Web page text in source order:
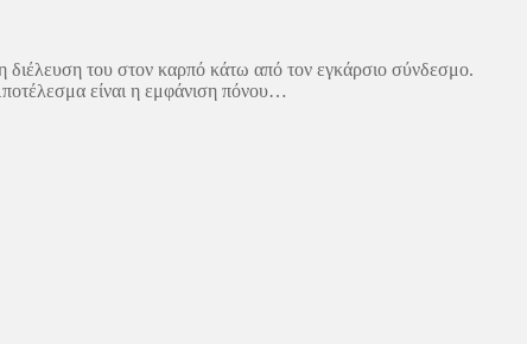
διέλευση του στον καρπό κάτω από τον εγκάρσιο σύνδεσμο.
είναι η εμφάνιση πόνου…